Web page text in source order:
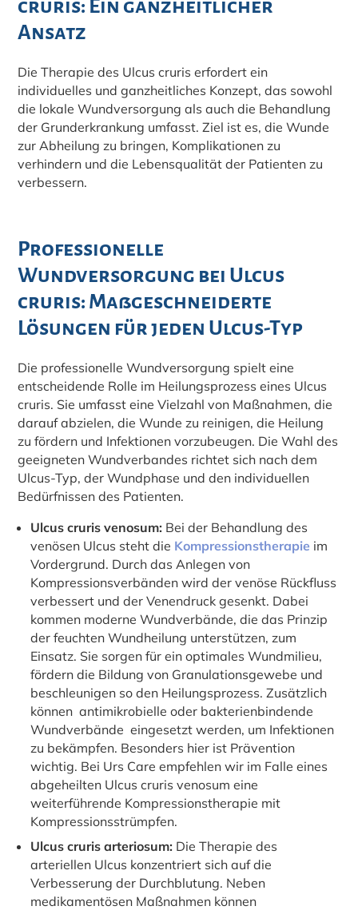
cruris: Ein ganzheitlicher
Ansatz
Die Therapie des Ulcus cruris erfordert ein
individuelles und ganzheitliches Konzept, das sowohl
die lokale Wundversorgung als auch die Behandlung
der Grunderkrankung umfasst. Ziel ist es, die Wunde
zur Abheilung zu bringen, Komplikationen zu
verhindern und die Lebensqualität der Patienten zu
verbessern.
Professionelle
Wundversorgung bei Ulcus
cruris: Maßgeschneiderte
Lösungen für jeden Ulcus-Typ
Die professionelle Wundversorgung spielt eine
entscheidende Rolle im Heilungsprozess eines Ulcus
cruris. Sie umfasst eine Vielzahl von Maßnahmen, die
darauf abzielen, die Wunde zu reinigen, die Heilung
zu fördern und Infektionen vorzubeugen. Die Wahl des
geeigneten Wundverbandes richtet sich nach dem
Ulcus-Typ, der Wundphase und den individuellen
Bedürfnissen des Patienten.
Ulcus cruris venosum: Bei der Behandlung des
venösen Ulcus steht die Kompressionstherapie im
Vordergrund. Durch das Anlegen von
Kompressionsverbänden wird der venöse Rückfluss
verbessert und der Venendruck gesenkt. Dabei
kommen moderne Wundverbände, die das Prinzip
der feuchten Wundheilung unterstützen, zum
Einsatz. Sie sorgen für ein optimales Wundmilieu,
fördern die Bildung von Granulationsgewebe und
beschleunigen so den Heilungsprozess. Zusätzlich
können antimikrobielle oder bakterienbindende
Wundverbände eingesetzt werden, um Infektionen
zu bekämpfen. Besonders hier ist Prävention
wichtig. Bei Urs Care empfehlen wir im Falle eines
abgeheilten Ulcus cruris venosum eine
weiterführende Kompressionstherapie mit
Kompressionsstrümpfen.
Ulcus cruris arteriosum: Die Therapie des
arteriellen Ulcus konzentriert sich auf die
Verbesserung der Durchblutung. Neben
medikamentösen Maßnahmen können